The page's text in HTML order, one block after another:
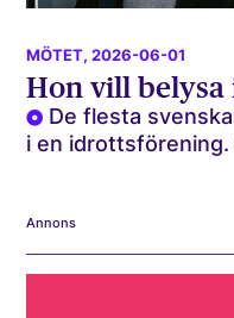
MÖTET, 2026-06-01
Hon vill
De flesta
i en idrottsförening.
Annons